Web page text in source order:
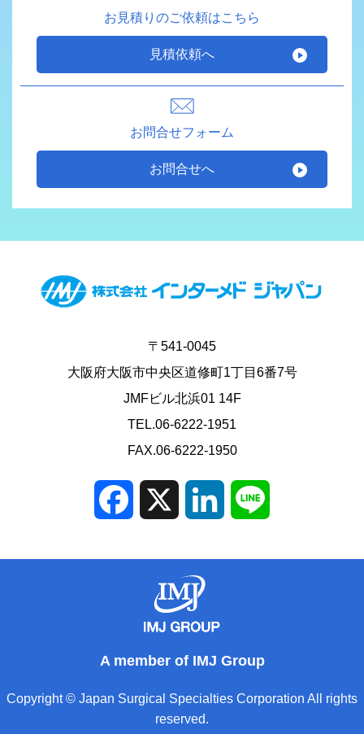
お見積りのご依頼はこちら
見積依頼へ
お問合せフォーム
お問合せへ
〒541-0045
大阪府大阪市中央区道修町1丁目6番7号
JMFビル北浜01 14F
TEL.06-6222-1951
FAX.06-6222-1950
Facebook LinkedIn
A member of IMJ Group
Copyright © Japan Surgical Specialties Corporation All rights
reserved.